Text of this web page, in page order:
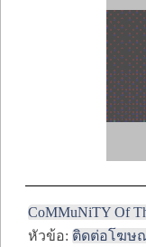
CoMMuNiTY Of
หัวข้อ: ติดต่อโฆษณ